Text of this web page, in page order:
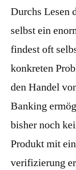
Durchs Lesen
selbst ein
findest oft
konkreten
den Handel
Banking
bisher noch
Produkt mit
verifizierung